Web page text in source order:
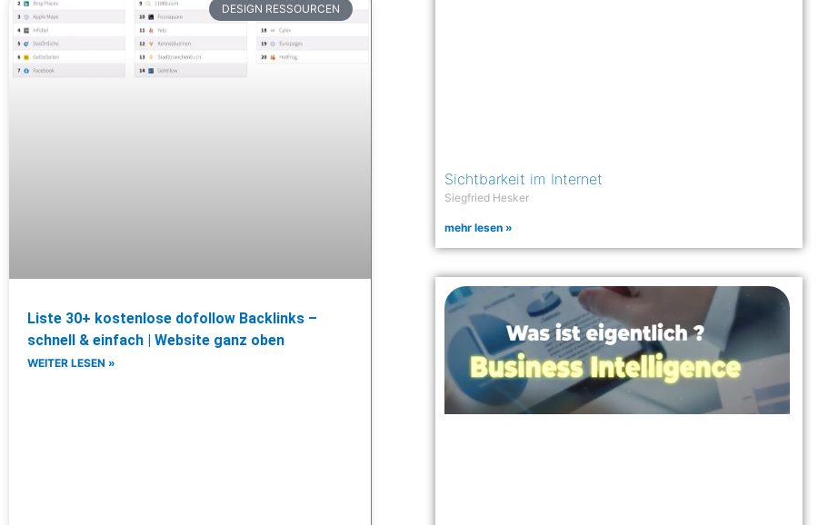
DESIGN RESSOURCEN
Liste 30+ kostenlose dofollow Backlinks –
schnell & einfach | Website ganz oben
WEITER LESEN »
Sichtbarkeit im Internet
Siegfried Hesker
mehr lesen »